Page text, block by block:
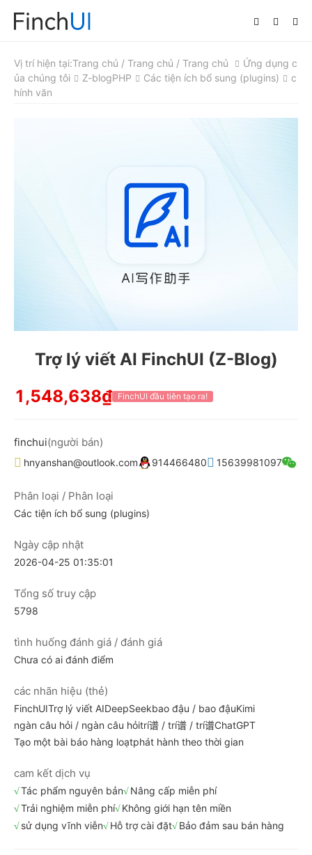
Vị trí hiện tại:Trang chủ / Trang chủ / Trang chủ
Ứng dụng c
ủa chúng tôi
Z-blogPHP Các tiện ích bổ sung (plugins)
c
hính văn
Trợ lý viết AI FinchUI (Z-Blog)
1,548,638₫ FinchUI đầu tiên tạo ra!
finchui(người bán)
hnyanshan@outlook.com 914466480 15639981097
Phân loại / Phân loại
Các tiện ích bổ sung (plugins)
Ngày cập nhật
2026-04-25 01:35:01
Tổng số truy cập
5798
tình huống đánh giá / đánh giá
Chưa có ai đánh điểm
các nhãn hiệu (thẻ)
FinchUITrợ lý viết AIDeepSeekbao đậu / bao đậuKimi
ngàn câu hỏi / ngàn câu hỏitrí谱 / trí谱 / trí谱ChatGPT
Tạo một bài báo hàng loạtphát hành theo thời gian
cam kết dịch vụ
Tác phẩm nguyên bản
Nâng cấp miễn phí
Trải nghiệm miễn phí
Không giới hạn tên miền
sử dụng vĩnh viễn
Hỗ trợ cài đặt Bảo đảm sau bán hàng